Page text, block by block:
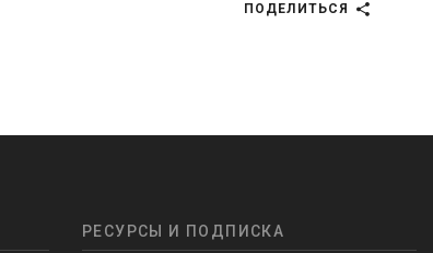
ПОДЕЛИТЬСЯ
РЕСУРСЫ И ПОДПИСКА